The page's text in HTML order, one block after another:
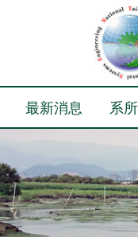
最新消息 系